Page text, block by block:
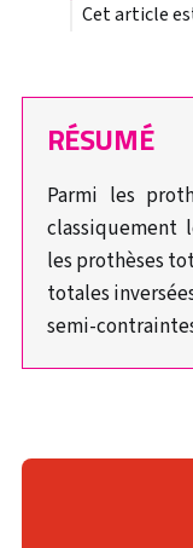
Cet article
RÉSUMÉ
Parmi les
classiquement
les prothèses
totales
semi-